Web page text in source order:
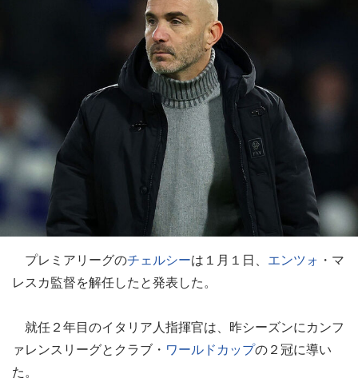
プレミアリーグのチェルシーは１月１日、 エンツォ ・マ
レスカ監督を解任したと発表した。
就任２年目のイタリア人指揮官は、昨シーズンにカンフ
ァレンスリーグとクラブ・ ワールドカップの２冠に導い
た。